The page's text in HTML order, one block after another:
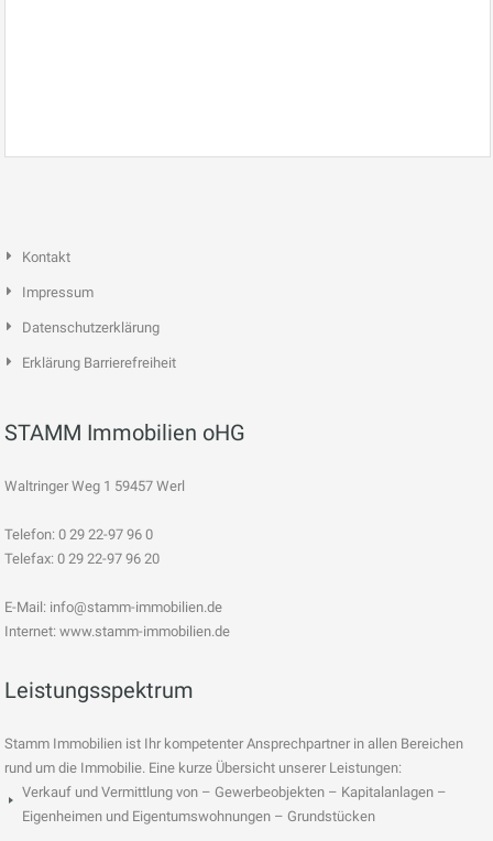
Kontakt
Impressum
Datenschutzerklärung
Erklärung Barrierefreiheit
STAMM Immobilien oHG
Waltringer Weg 1 59457 Werl
Telefon: 0 29 22-97 96 0
Telefax: 0 29 22-97 96 20
E-Mail: info@stamm-immobilien.de
Internet: www.stamm-immobilien.de
Leistungsspektrum
Stamm Immobilien ist Ihr kompetenter Ansprechpartner in allen Bereichen
rund um die Immobilie. Eine kurze Übersicht unserer Leistungen:
Verkauf und Vermittlung von – Gewerbeobjekten – Kapitalanlagen –
Eigenheimen und Eigentumswohnungen – Grundstücken